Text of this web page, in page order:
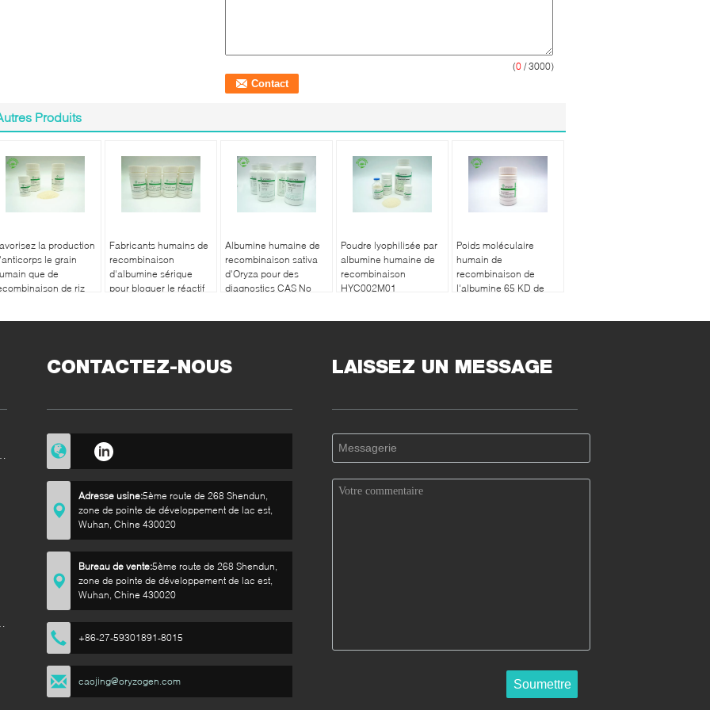
(0 / 3000)
Produits
la production
le grain
que de
de riz
Fabricants humains de
recombinaison
d'albumine sérique
pour bloquer le réactif
Albumine humaine de
recombinaison sativa
d'Oryza pour des
diagnostics CAS No
Poudre lyophilisée par
albumine humaine de
recombinaison
HYC002M01
Poids moléculaire
humain de
recombinaison de
l'albumine 65 KD de
CONTACTEZ-NOUS
Adresse usine:5ème route de 268 Shendun,
zone de pointe de développement de lac est,
Wuhan, Chine 430020
Bureau de vente:5ème route de 268 Shendun,
zone de pointe de développement de lac est,
Wuhan, Chine 430020
+86-27-59301891-8015
caojing@oryzogen.com
LAISSEZ UN MESSAGE